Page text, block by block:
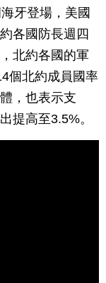
牙登場，美國
各國防長週四
北約各國的軍
個北約成員國率
，也表示支
提高至3.5%。